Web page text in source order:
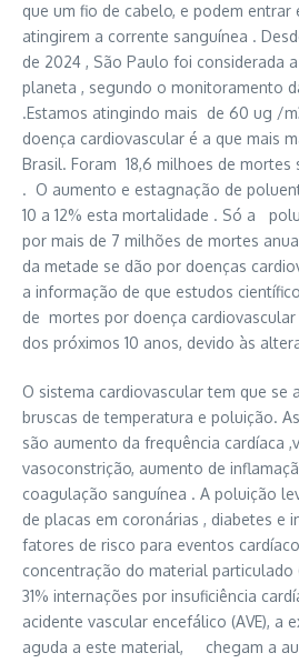
que um fio de cabelo, e podem entrar
atingirem a corrente sanguínea .
de 2024 , São Paulo foi considerada
planeta , segundo o monitoramento
.Estamos atingindo mais de 60 ug /
doença cardiovascular é a que mais
Brasil. Foram 18,6 milhoes de mortes
. O aumento e estagnação de
10 a 12% esta mortalidade . Só a
por mais de 7 milhões de mortes
da metade se dão por doenças
a informação de que estudos
de mortes por doença
dos próximos 10 anos, devido às
O sistema cardiovascular tem que se
bruscas de temperatura e poluição.
são aumento da frequência cardíaca
vasoconstrição, aumento de
coagulação sanguínea . A poluição
de placas em coronárias , diabetes e
fatores de risco para eventos
concentração do material particulado
31% internações por insuficiência
acidente vascular encefálico (AVE), a
aguda a este material, chegam a